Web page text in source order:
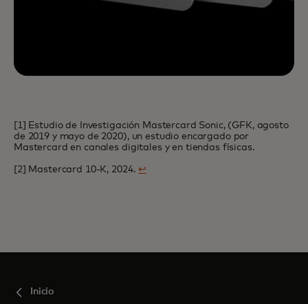
[1] Estudio de Investigación Mastercard Sonic, (GFK, agosto
de 2019 y mayo de 2020), un estudio encargado por
Mastercard en canales digitales y en tiendas físicas.
[2] Mastercard 10-K, 2024.↩
Inicio